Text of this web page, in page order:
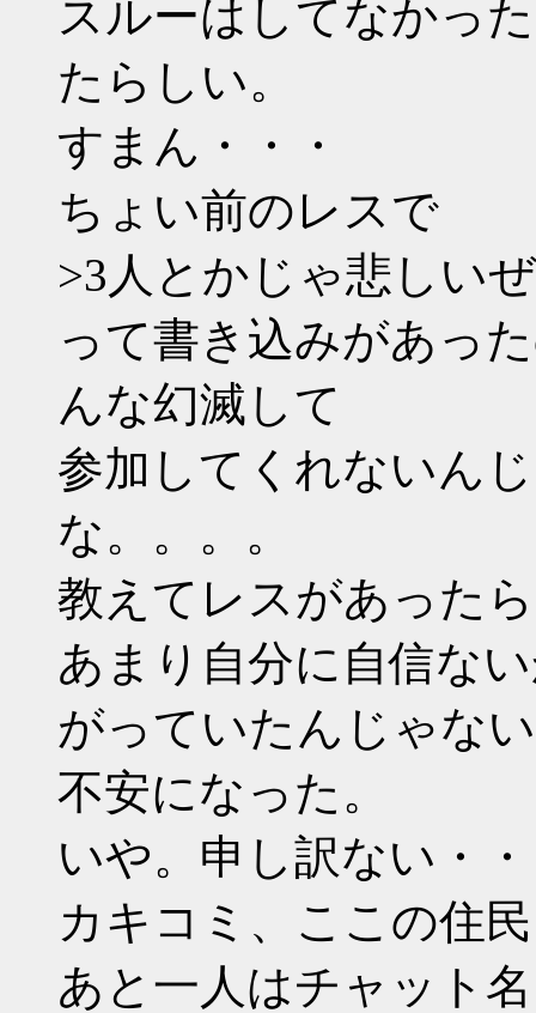
スルーはしてなかっ
たらしい。
すまん・・・
ちょい前のレスで
>3人とかじゃ悲しい
って書き込みがあっ
んな幻滅して
参加してくれないん
な。。。。
教えてレスがあった
あまり自分に自信な
がっていたんじゃな
不安になった。
いや。申し訳ない・
カキコミ、ここの住
あと一人はチャット